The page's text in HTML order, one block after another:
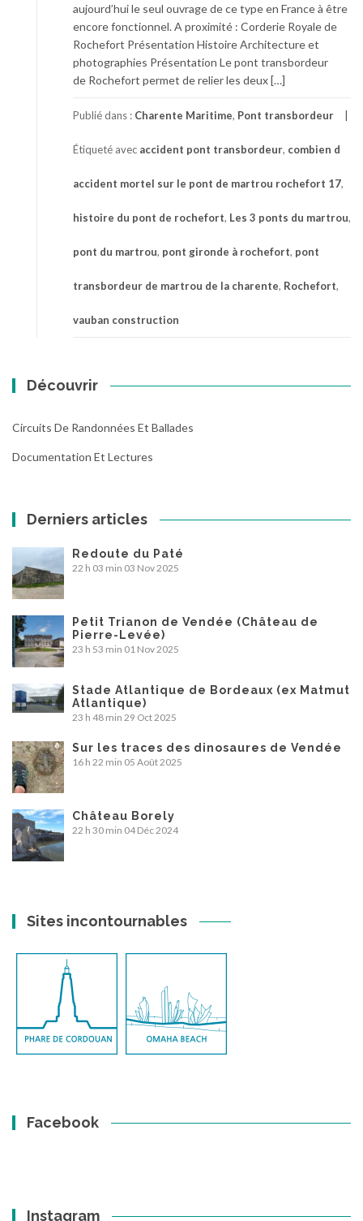
aujourd’hui le seul ouvrage de ce type en France à être
encore fonctionnel. A proximité : Corderie Royale de
Rochefort Présentation Histoire Architecture et
photographies Présentation Le pont transbordeur
de Rochefort permet de relier les deux […]
Publié dans : Charente Maritime, Pont transbordeur
Étiqueté avec accident pont transbordeur, combien d
accident mortel sur le pont de martrou rochefort 17,
histoire du pont de rochefort, Les 3 ponts du martrou,
pont du martrou, pont gironde à rochefort, pont
transbordeur de martrou de la charente, Rochefort,
vauban construction
Découvrir
Circuits De Randonnées Et Ballades
Documentation Et Lectures
Derniers articles
Redoute du Paté
22 h 03 min 03 Nov 2025
Petit Trianon de Vendée (Château de
Pierre-Levée)
23 h 53 min 01 Nov 2025
Stade Atlantique de Bordeaux (ex Matmut
Atlantique)
23 h 48 min 29 Oct 2025
Sur les traces des dinosaures de Vendée
16 h 22 min 05 Août 2025
Château Borely
22 h 30 min 04 Déc 2024
Sites incontournables
Facebook
Instagram